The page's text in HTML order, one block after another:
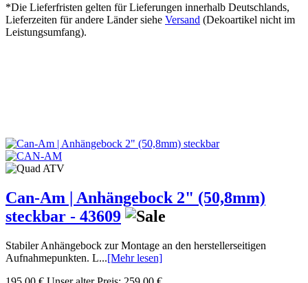
*Die Lieferfristen gelten für Lieferungen innerhalb Deutschlands,
Lieferzeiten für andere Länder siehe Versand (Dekoartikel nicht im
Leistungsumfang).
Can-Am | Anhängebock 2" (50,8mm)
steckbar - 43609
Stabiler Anhängebock zur Montage an den herstellerseitigen
Aufnahmepunkten. L...[Mehr lesen]